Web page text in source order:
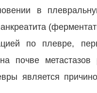
в
по плевре,
почве
является